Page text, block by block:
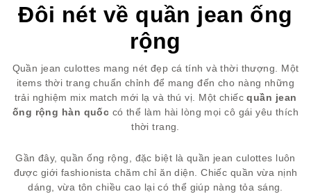
Đôi nét về quần jean ống
rộng
Quần jean culottes mang nét đẹp cá tính và thời thượng. Một
items thời trang chuẩn chỉnh để mang đến cho nàng những
trải nghiệm mix match mới lạ và thú vị. Một chiếcquần jean
ống rộng hàn quốc có thể làm hài lòng mọi cô gái yêu thích
thời trang.
Gần đây, quần ống rộng, đặc biệt là quần jean culottes luôn
được giới fashionista chăm chỉ ăn diện. Chiếc quần vừa nịnh
dáng, vừa tôn chiều cao lại có thể giúp nàng tỏa sáng.